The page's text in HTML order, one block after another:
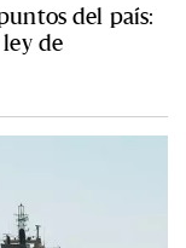
del país:
de